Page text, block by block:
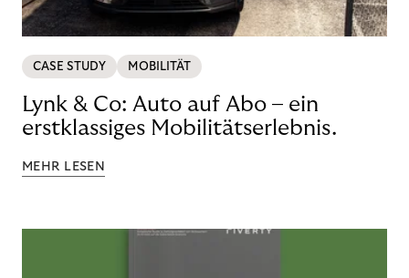
CASE STUDY MOBILITÄT
Lynk & Co: Auto auf Abo – ein
erstklassiges Mobilitätserlebnis.
MEHR LESEN